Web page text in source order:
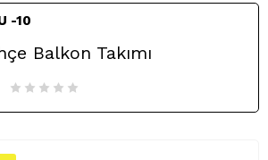
-10
Balkon Takımı